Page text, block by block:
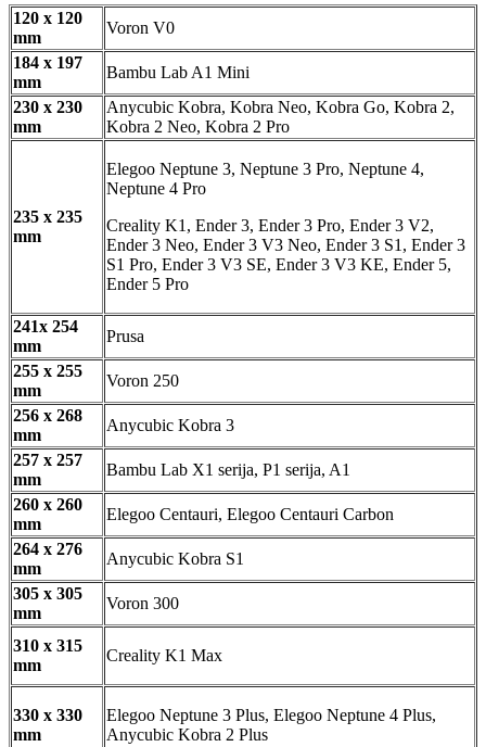
120 x 120
mm
Voron V0
184 x 197
mm
Bambu Lab A1 Mini
230 x 230
mm
Anycubic Kobra, Kobra Neo, Kobra Go, Kobra 2,
Kobra 2 Neo, Kobra 2 Pro
235 x 235
mm
Elegoo Neptune 3, Neptune 3 Pro, Neptune 4,
Neptune 4 Pro
Creality K1, Ender 3, Ender 3 Pro, Ender 3 V2,
Ender 3 Neo, Ender 3 V3 Neo, Ender 3 S1, Ender 3
S1 Pro, Ender 3 V3 SE, Ender 3 V3 KE, Ender 5,
Ender 5 Pro
241x 254
mm
Prusa
255 x 255
mm
Voron 250
256 x 268
mm
Anycubic Kobra 3
257 x 257
mm
Bambu Lab X1 serija, P1 serija, A1
260 x 260
mm
Elegoo Centauri, Elegoo Centauri Carbon
264 x 276
mm
Anycubic Kobra S1
305 x 305
mm
Voron 300
310 x 315
mm
Creality K1 Max
330 x 330
mm
Elegoo Neptune 3 Plus, Elegoo Neptune 4 Plus,
Anycubic Kobra 2 Plus